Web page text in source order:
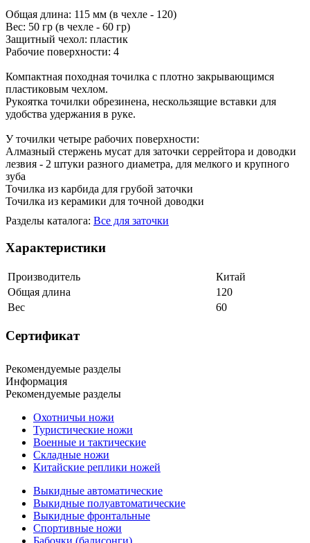
Общая длина: 115 мм (в чехле - 120)
Вес: 50 гр (в чехле - 60 гр)
Защитный чехол: пластик
Рабочие поверхности: 4
Компактная походная точилка с плотно закрывающимся
пластиковым чехлом.
Рукоятка точилки обрезинена, нескользящие вставки для
удобства удержания в руке.
У точилки четыре рабочих поверхности:
Алмазный стержень мусат для заточки серрейтора и доводки
лезвия - 2 штуки разного диаметра, для мелкого и крупного
зуба
Точилка из карбида для грубой заточки
Точилка из керамики для точной доводки
Разделы каталога: Все для заточки
Характеристики
Производитель
Китай
Общая длина
120
Вес
60
Сертификат
Рекомендуемые разделы
Информация
Рекомендуемые разделы
Охотничьи ножи
Туристические ножи
Военные и тактические
Складные ножи
Китайские реплики ножей
Выкидные автоматические
Выкидные полуавтоматические
Выкидные фронтальные
Спортивные ножи